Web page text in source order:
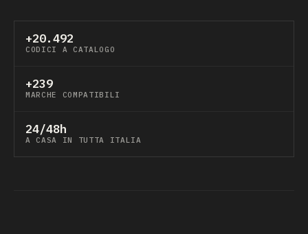
+20.492
CODICI A CATALOGO
+239
MARCHE COMPATIBILI
24/48h
A CASA IN TUTTA ITALIA